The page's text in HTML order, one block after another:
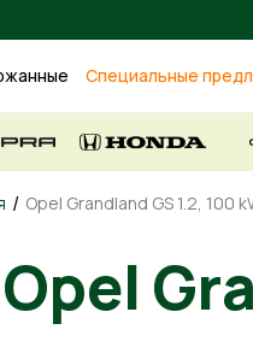
Специальные
/ Opel Grandland GS 1.2, 100
Opel